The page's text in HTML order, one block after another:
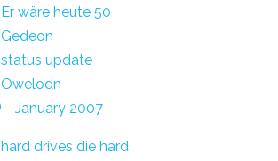
Er wäre heute 50
Gedeon
status update
Owelodn
January 2007
hard drives die hard